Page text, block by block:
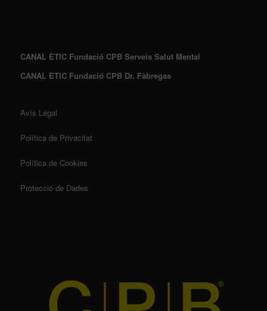
CANAL ÈTIC Fundació CPB Serveis Salut Mental
CANAL ÈTIC Fundació CPB Dr. Fàbregas
Avís Legal
Política de Privacitat
Política de Cookies
Protecció de Dades